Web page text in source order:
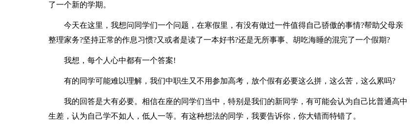
了一个新的学期。
今天在这里，我想问同学们一个问题，在寒假里，有没有做过一件值得自己骄傲的事情?帮助父母亲
整理家务?坚持正常的作息习惯?又或者是读了一本好书?还是无所事事、胡吃海睡的混完了一个假期?
我想，每个人心中都有一个答案!
有的同学可能难以理解，我们中职生又不用参加高考，放个假有必要这么拼，这么苦，这么累吗?
我的回答是大有必要。相信在座的同学们当中，特别是我们的新同学，有可能会认为自己比普通高中
生差，认为自己学不如人，低人一等。有这种想法的同学，我要告诉你，你大错而特错了。